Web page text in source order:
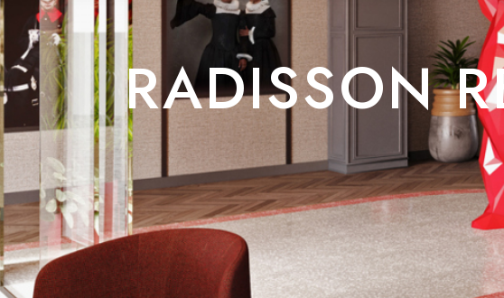
RADISSON